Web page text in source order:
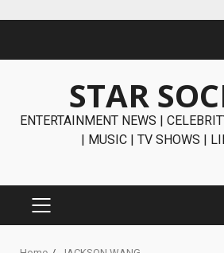
STAR
ENTERTAINMENT NEWS |
| MUSIC | TV SHOWS |
PRIMARY